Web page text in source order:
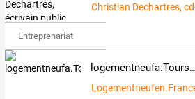
Christian Dechartres,
Entreprenariat
logementneufa.Tours.fr